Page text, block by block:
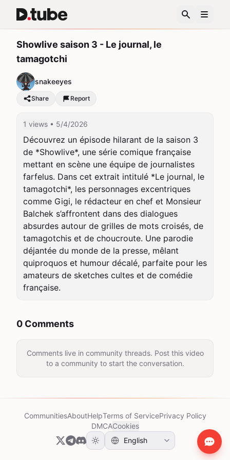
Showlive saison 3 - Le journal, le
tamagotchi
snakeeyes
Share Report
1 views • 5/4/2026
Découvrez un épisode hilarant de la saison 3
de *Showlive*, une série comique française
mettant en scène une équipe de journalistes
farfelus. Dans cet extrait intitulé *Le journal, le
tamagotchi*, les personnages excentriques
comme Gigi, le rédacteur en chef et Monsieur
Balchek s’affrontent dans des dialogues
absurdes autour de grilles de mots croisés, de
tamagotchis et de choucroute. Une parodie
déjantée du monde de la presse, mêlant
quiproquos et humour décalé, parfaite pour les
amateurs de sketches cultes et de comédie
française.
0 Comments
Comments live in community threads. Post this video
to a community to start the conversation.
CommunitiesAboutHelpTerms of ServicePrivacy Policy
DMCACookies